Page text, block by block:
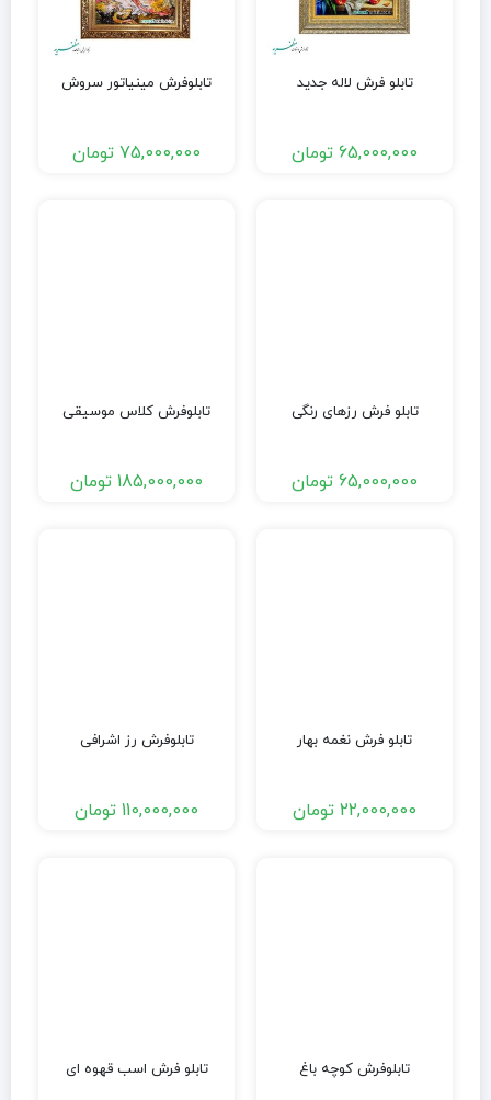
تابلو فرش لاله جدید
65,000,000 تومان
تابلوفرش مینیاتور سروش
75,000,000 تومان
تابلو فرش رزهای رنگی
65,000,000 تومان
تابلوفرش کلاس موسیقی
185,000,000 تومان
تابلو فرش نغمه بهار
22,000,000 تومان
تابلوفرش رز اشرافی
110,000,000 تومان
تابلوفرش کوچه باغ تابلو فرش اسب قهوه ای